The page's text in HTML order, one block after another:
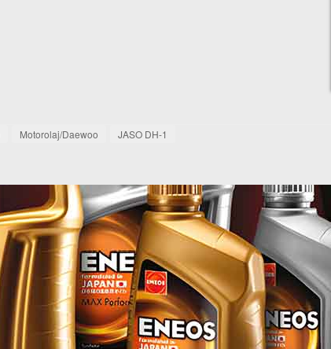
Motorolaj/Daewoo
JASO DH-1